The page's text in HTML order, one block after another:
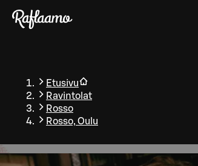
Siirry pääsisältöön
Etusivu
Ravintolat
Rosso
Rosso, Oulu